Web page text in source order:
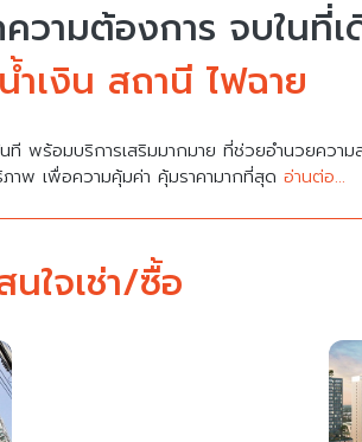
วามต้องการ จบในที่เ
เงิน สถานี ไฟฉาย
พร้อมบริการเสริมมากมาย ที่ช่วยอำนวยความ
าพ เพื่อความคุ้มค่า คุ้มราคามากที่สุด อ่านต่อ...
ใจเช่า/ซื้อ